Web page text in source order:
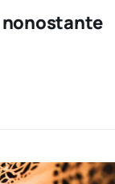
nonostante